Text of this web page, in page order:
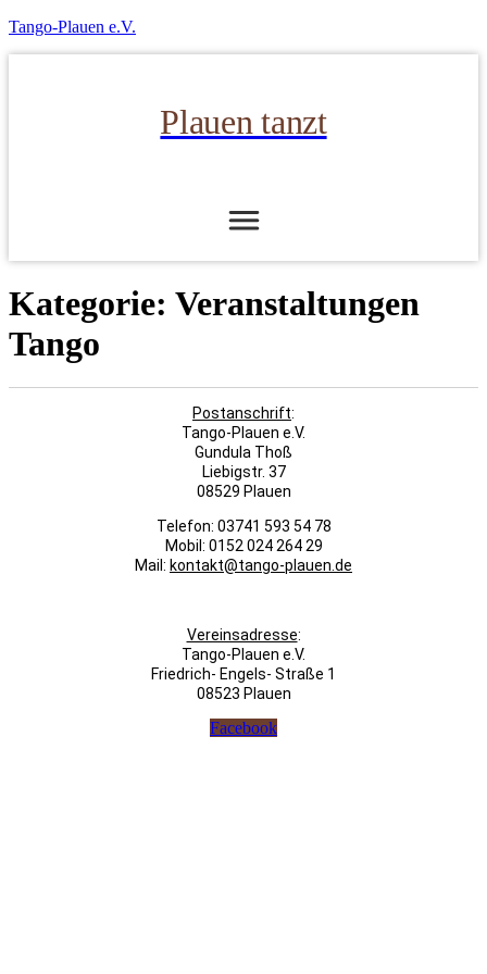
Tango-Plauen e.V.
Plauen tanzt
Kategorie: Veranstaltungen
Tango
Postanschrift:
Tango-Plauen e.V.
Gundula Thoß
Liebigstr. 37
08529 Plauen
Telefon: 03741 593 54 78
Mobil: 0152 024 264 29
Mail: kontakt@tango-plauen.de
Vereinsadresse:
Tango-Plauen e.V.
Friedrich- Engels- Straße 1
08523 Plauen
Facebook